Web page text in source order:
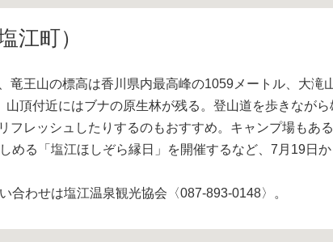
江町）
王山の標高は香川県内最高峰の1059メートル、大滝
頂付近にはブナの原生林が残る。登山道を歩きながら
フレッシュしたりするのもおすすめ。キャンプ場もあ
める「塩江ほしぞら縁日」を開催するなど、7月19日
わせは塩江温泉観光協会〈087-893-0148〉。